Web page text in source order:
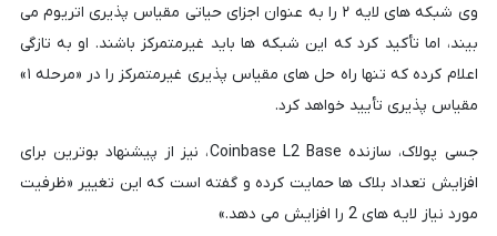
وی شبکه های لایه ۲ را به عنوان اجزای حیاتی مقیاس پذیری اتریوم می
بیند، اما تأکید کرد که این شبکه ها باید غیرمتمرکز باشند. او به تازگی
اعلام کرده که تنها راه حل های مقیاس پذیری غیرمتمرکز را در «مرحله ۱»
مقیاس پذیری تأیید خواهد کرد.
جسی پولاک، سازنده Coinbase L2 Base، نیز از پیشنهاد بوترین برای
افزایش تعداد بلاک ها حمایت کرده و گفته است که این تغییر «ظرفیت
مورد نیاز لایه های 2 را افزایش می دهد.»